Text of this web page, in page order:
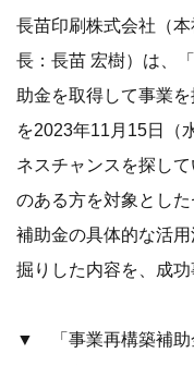
長苗印刷株式会社（
長：長苗 宏樹）は、
助金を取得して事業
を2023年11月15日（
ネスチャンスを探し
のある方を対象とし
補助金の具体的な活
掘りした内容を、成功
▼ 「事業再構築補助